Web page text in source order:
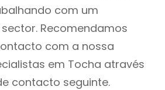
com um
Recomendamos
com a nossa
em Tocha através
contacto seguinte.